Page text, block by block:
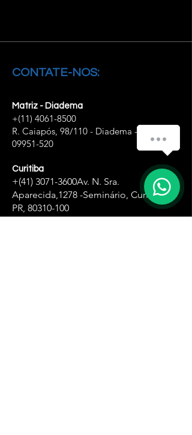
CONTATE-NOS:
Matriz - Diadema
+(11) 4061-8500
R. Caiapós, 98/110 - Diadema - SP,
09951-520
Curitiba
+(41) 3071-3600Av. N. Sra.
Aparecida,1278 -Seminário, Curitiba -
PR, 80310-100
Como podemos ajudar você?